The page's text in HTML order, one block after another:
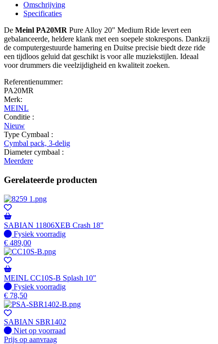
Omschrijving
Specificaties
De Meinl PA20MR Pure Alloy 20" Medium Ride levert een
gebalanceerde, heldere klank met een soepele stokrespons. Dankzij
de computergestuurde hamering en Duitse precisie biedt deze ride
een tijdloos geluid dat geschikt is voor alle muziekstijlen. Ideaal
voor drummers die veelzijdigheid en kwaliteit zoeken.
Referentienummer:
PA20MR
Merk:
MEINL
Conditie :
Nieuw
Type Cymbaal :
Cymbal pack, 3-delig
Diameter cymbaal :
Meerdere
Gerelateerde producten
SABIAN 11806XEB Crash 18"
Fysiek voorradig
Fysiek voorradig
€ 489,00
MEINL CC10S-B Splash 10"
Fysiek voorradig
Fysiek voorradig
€ 78,50
SABIAN SBR1402
Fysiek voorradig
Niet op voorraad
Prijs op aanvraag